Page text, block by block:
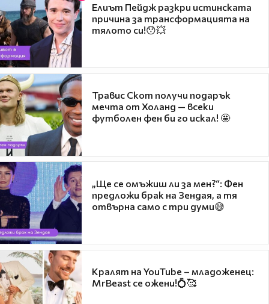
Елиът Пейдж разкри истинската
причина за трансформацията на
тялото си!😯💥
Травис Скот получи подарък
мечта от Холанд — всеки
футболен фен би го искал! 🤩
„Ще се омъжиш ли за мен?“: Фен
предложи брак на Зендая, а тя
отвърна само с три думи😅
Кралят на YouTube – младоженец:
MrBeast се ожени!💍🥰